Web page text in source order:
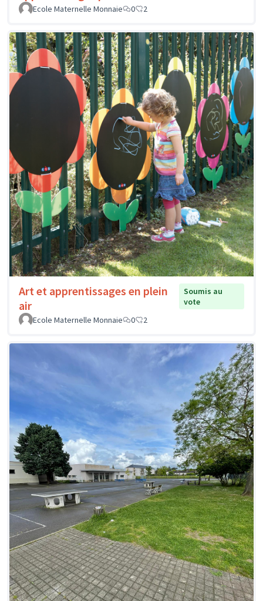
Ecole Maternelle Monnaie
0 2
Art et apprentissages en plein
air
Soumis au
vote
Ecole Maternelle Monnaie
0 2